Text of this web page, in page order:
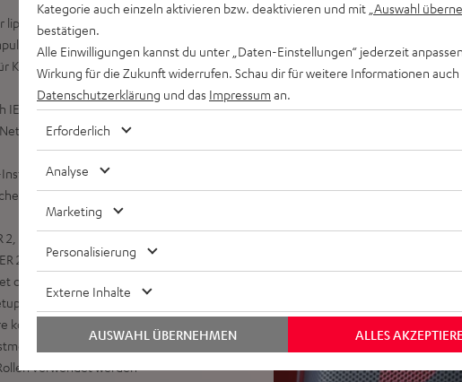
Wiedergabe, kopple zwei
erstelle Übergänge zwischen Songs,
Kopfhörerausgang, Teufel Go
IEC-Norm, wechselbarer Hochleistungs-
auch ohne Akku, Akku lädt auch
Eingang für E-Gitarre oder
Mikrofone, Voice Clarity Feature für
NEO, MYND oder ROCKSTER CROSS 2,
2 als Stereo-Set, Party Link Wired:
bis zu 10 weitere ROCKSTER 2, NEO
mit ROCKSTER 2 als Subwoofer und zwei
kompatible Speaker im Party Link)
Portabilität, Stromkabel, Akku
verwendet werden
Kategorie auch einzeln aktivieren bzw. deaktivieren und mit „Auswahl
bestätigen.
Alle Einwilligungen kannst du unter „Daten-Einstellungen“ jederzeit
Wirkung für die Zukunft widerrufen. Schau dir für weitere Informationen auch
Datenschutzerklärung und das Impressum an.
Erforderlich
Analyse
Marketing
Personalisierung
Externe Inhalte
ALLES
AUSWAHL ÜBERNEHMEN